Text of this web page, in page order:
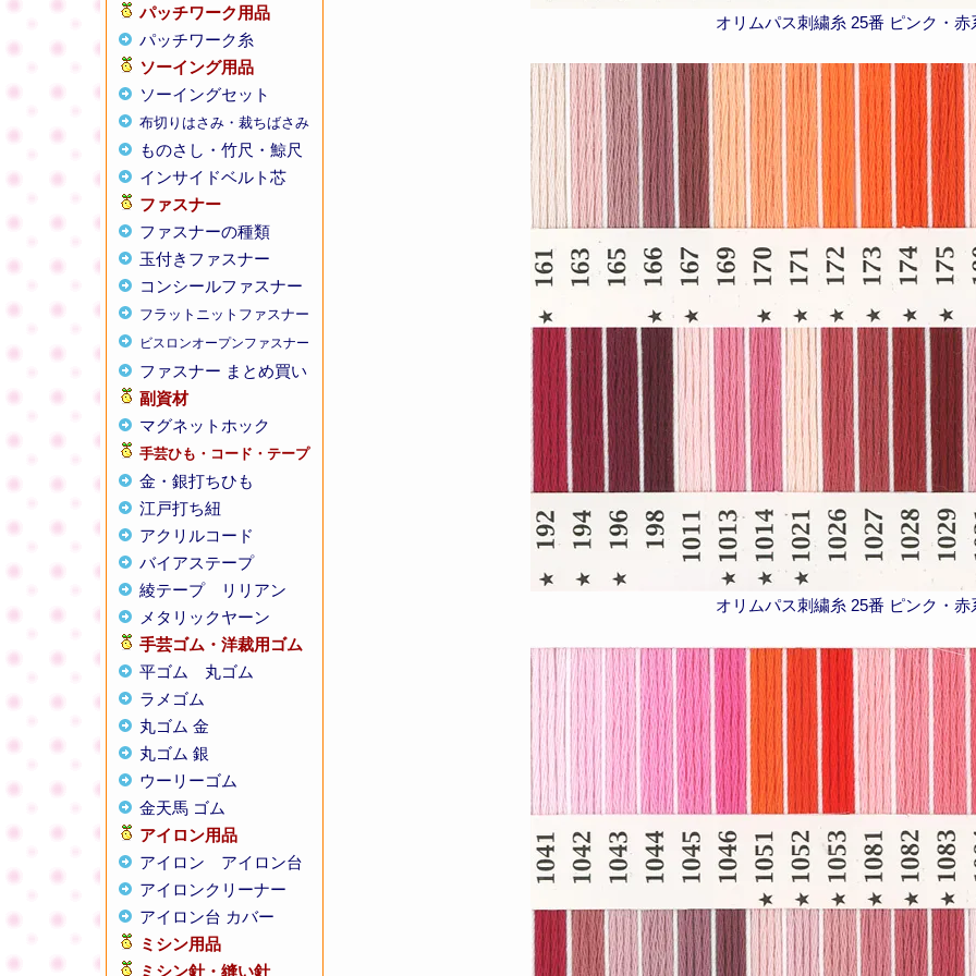
パッチワーク用品
パッチワーク糸
ソーイング用品
ソーイングセット
布切りはさみ・裁ちばさみ
ものさし・竹尺・鯨尺
インサイドベルト芯
ファスナー
ファスナーの種類
玉付きファスナー
コンシールファスナー
フラットニットファスナー
ビスロンオープンファスナー
ファスナー まとめ買い
副資材
マグネットホック
手芸ひも・コード・テープ
金・銀打ちひも
江戸打ち紐
アクリルコード
バイアステープ
綾テープ
リリアン
メタリックヤーン
手芸ゴム・洋裁用ゴム
平ゴム
丸ゴム
ラメゴム
丸ゴム 金
丸ゴム 銀
ウーリーゴム
金天馬 ゴム
アイロン用品
アイロン
アイロン台
アイロンクリーナー
アイロン台 カバー
ミシン用品
ミシン針・縫い針
オリムパス刺繍糸 25番 ピンク・赤
オリムパス刺繍糸 25番 ピンク・赤